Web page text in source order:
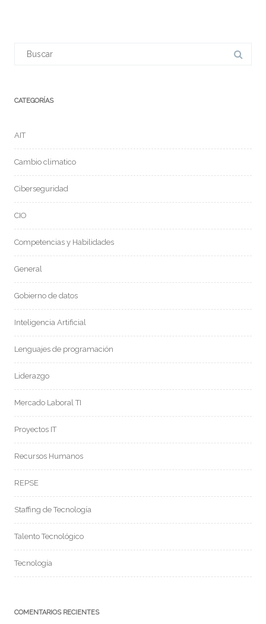
CATEGORÍAS
AIT
Cambio climatico
Ciberseguridad
CIO
Competencias y Habilidades
General
Gobierno de datos
Inteligencia Artificial
Lenguajes de programación
Liderazgo
Mercado Laboral TI
Proyectos IT
Recursos Humanos
REPSE
Staffing de Tecnología
Talento Tecnológico
Tecnología
COMENTARIOS RECIENTES